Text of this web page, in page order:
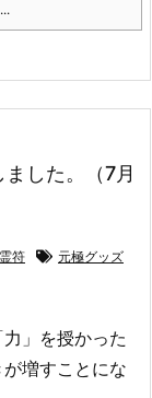
した。（7月
符 元極グッズ
」を授かった
増すことにな